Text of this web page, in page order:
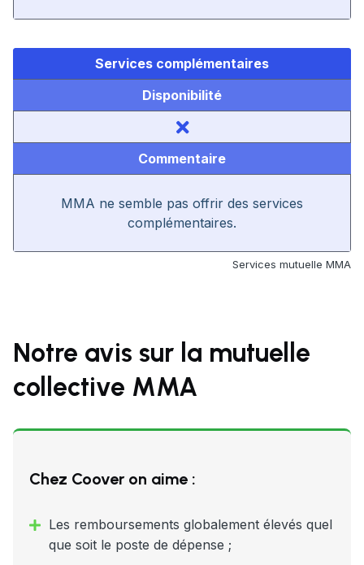
Services complémentaires
Disponibilité
Commentaire
MMA ne semble pas offrir des services
complémentaires.
Services mutuelle MMA
Notre avis sur la mutuelle
collective MMA
Chez Coover on aime :
Les remboursements globalement élevés quel
que soit le poste de dépense ;